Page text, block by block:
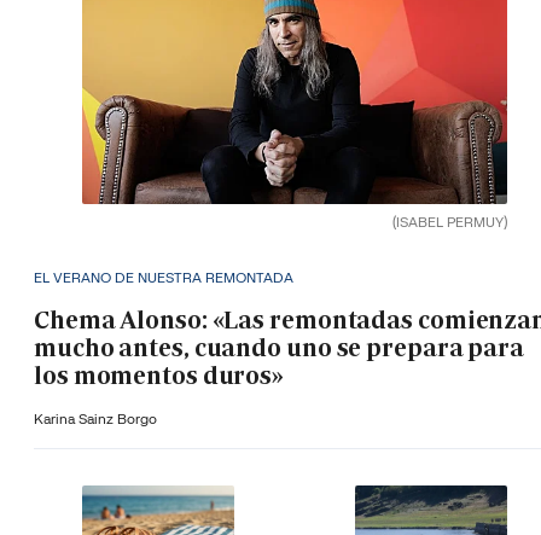
(ISABEL PERMUY)
EL VERANO DE NUESTRA REMONTADA
Chema Alonso: «Las remontadas
mucho antes, cuando uno se prepara para
los momentos duros»
Karina Sainz Borgo